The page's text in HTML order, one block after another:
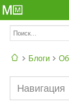
Блоги
Навигация